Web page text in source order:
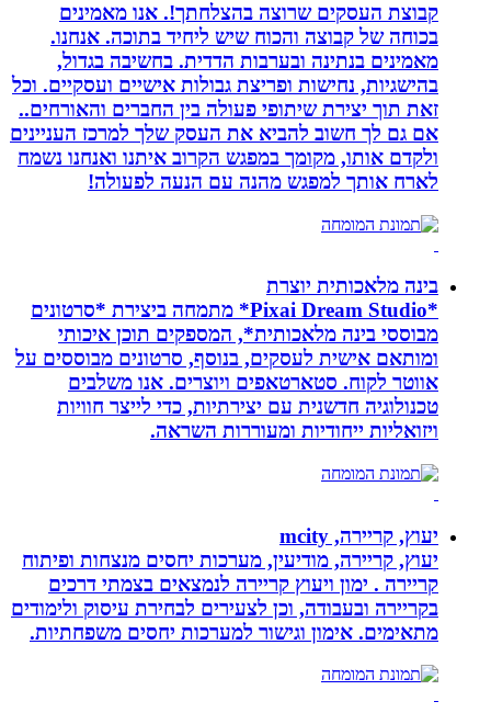
קבוצת העסקים שרוצה בהצלחתך!. אנו מאמינים
בכוחה של קבוצה והכוח שיש ליחיד בתוכה. אנחנו.
מאמינים בנתינה ובערבות הדדית. בחשיבה בגדול,
בהישגיות, נחישות ופריצת גבולות אישיים ועסקיים. וכל
זאת תוך יצירת שיתופי פעולה בין החברים והאורחים..
אם גם לך חשוב להביא את העסק שלך למרכז העניינים
ולקדם אותו, מקומך במפגש הקרוב איתנו ואנחנו נשמח
לארח אותך למפגש מהנה עם הנעה לפעולה!
בינה מלאכותית יוצרת
*Pixai Dream Studio* מתמחה ביצירת *סרטונים
מבוססי בינה מלאכותית*, המספקים תוכן איכותי
ומותאם אישית לעסקים, בנוסף, סרטונים מבוססים על
אווטר לקוח. סטארטאפים ויוצרים. אנו משלבים
טכנולוגיה חדשנית עם יצירתיות, כדי לייצר חוויות
ויזואליות ייחודיות ומעוררות השראה.
יעוץ, קריירה, mcity
יעוץ, קריירה, מודיעין, מערכות יחסים מנצחות ופיתוח
קריירה . ימון ויעוץ קריירה לנמצאים בצמתי דרכים
בקריירה ובעבודה, וכן לצעירים לבחירת עיסוק ולימודים
מתאימים. אימון וגישור למערכות יחסים משפחתיות.